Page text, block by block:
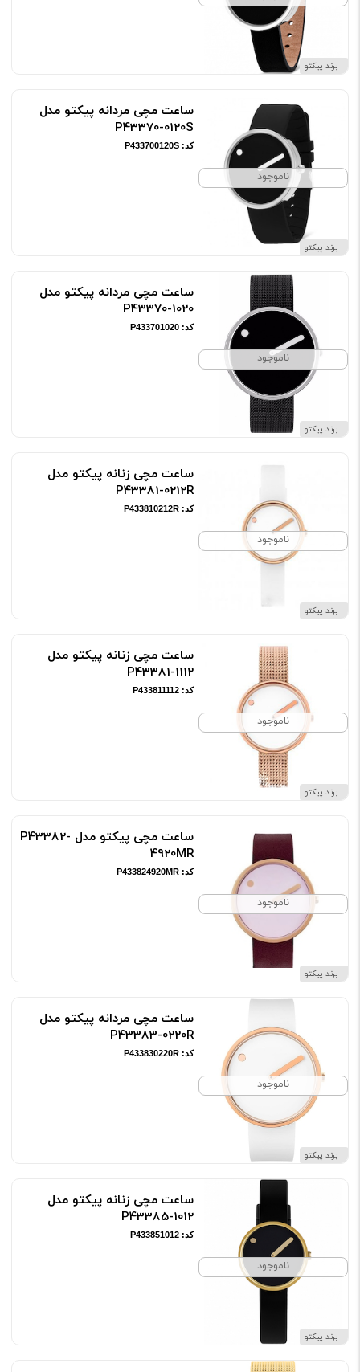
برند پیکتو
ناموجود
برند پیکتو
ساعت مچی مردانه پیکتو مدل
P43370-0120S
کد: P433700120S
ناموجود
برند پیکتو
ساعت مچی مردانه پیکتو مدل
P43370-1020
کد: P433701020
ناموجود
برند پیکتو
ساعت مچی زنانه پیکتو مدل
P43381-0212R
کد: P433810212R
ناموجود
برند پیکتو
ساعت مچی زنانه پیکتو مدل
P43381-1112
کد: P433811112
ناموجود
برند پیکتو
ساعت مچی پیکتو مدل P43382-
4920MR
کد: P433824920MR
ناموجود
برند پیکتو
ساعت مچی مردانه پیکتو مدل
P43383-0220R
کد: P433830220R
ناموجود
برند پیکتو
ساعت مچی زنانه پیکتو مدل
P43385-1012
کد: P433851012